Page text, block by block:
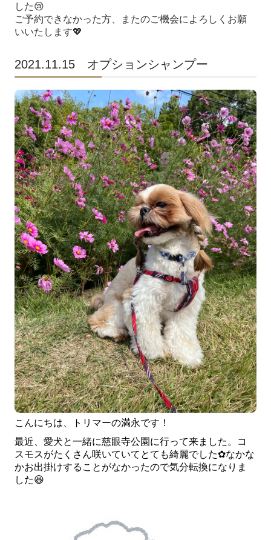
した😢
ご予約できなかった方、またのご機会によろしくお願
いいたします💖
2021.11.15 オプションシャンプー
こんにちは、トリマーの満永です！
最近、愛犬と一緒に慈眼寺公園に行って来ました。
コ
スモスがたくさん咲いていてとても綺麗でした︎✿なかな
かお出掛けすることがなかったので気分転換になりま
した😆